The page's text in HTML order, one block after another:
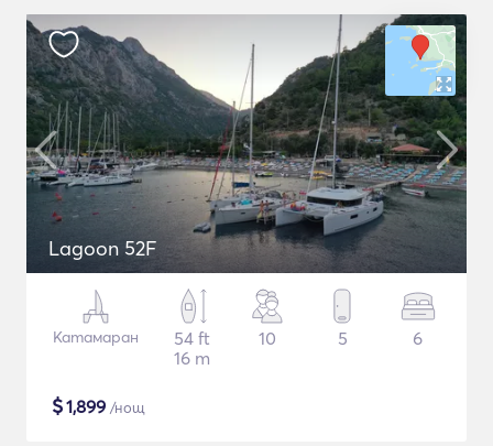
Lagoon 52F
Катамаран
54 ft
16 m
10 5 6
$1,899 /нощ